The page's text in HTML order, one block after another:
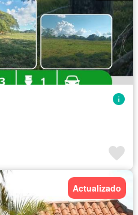
Actualizado